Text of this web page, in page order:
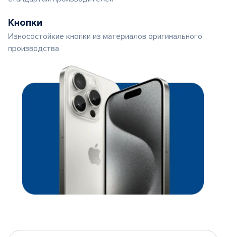
Кнопки
Износостойкие кнопки из материалов оригинального
производства